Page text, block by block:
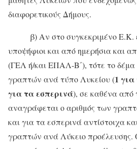
διαφορετικούς Δήμους.
β) Αν στο συγκεκριμένο Ε.Κ.
υποψήφιοι και από ημερήσια και
(ΓΕΛ ή/και ΕΠΑΛ-Β΄), τότε το δέμα
γραπτών ανά τύπο Λυκείου (1
για τα εσπερινά), σε καθένα από
αναγράφεται ο αριθμός των
και για τα εσπερινά αντίστοιχα
γραπτών ανά Λύκειο προέλευσης.